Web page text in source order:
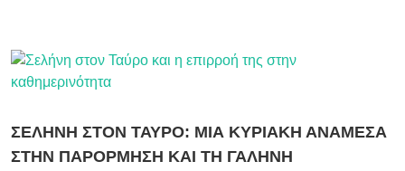
ΣΕΛΗΝΗ ΣΤΟΝ ΤΑΥΡΟ: ΜΙΑ ΚΥΡΙΑΚΗ ΑΝΑΜΕΣΑ
ΣΤΗΝ ΠΑΡΟΡΜΗΣΗ ΚΑΙ ΤΗ ΓΑΛΗΝΗ